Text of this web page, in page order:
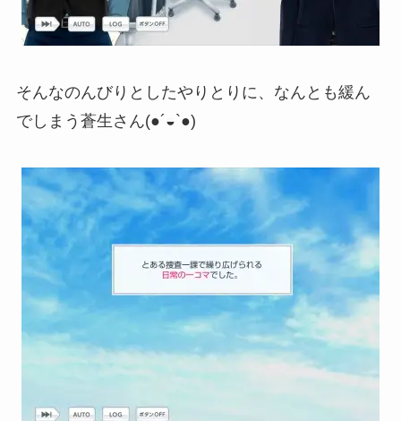
そんなのんびりとしたやりとりに、なんとも緩ん
でしまう蒼生さん(●´◒`●)